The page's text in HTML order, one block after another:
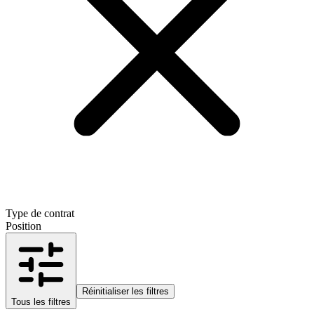
Type de contrat
Position
Tous les filtres
Réinitialiser les filtres